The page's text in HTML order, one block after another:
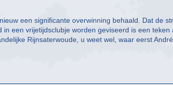
een significante overwinning behaald. Dat de
een vrijetijdsclubje worden geviseerd is een
Rijnsaterwoude, u weet wel, waar eerst